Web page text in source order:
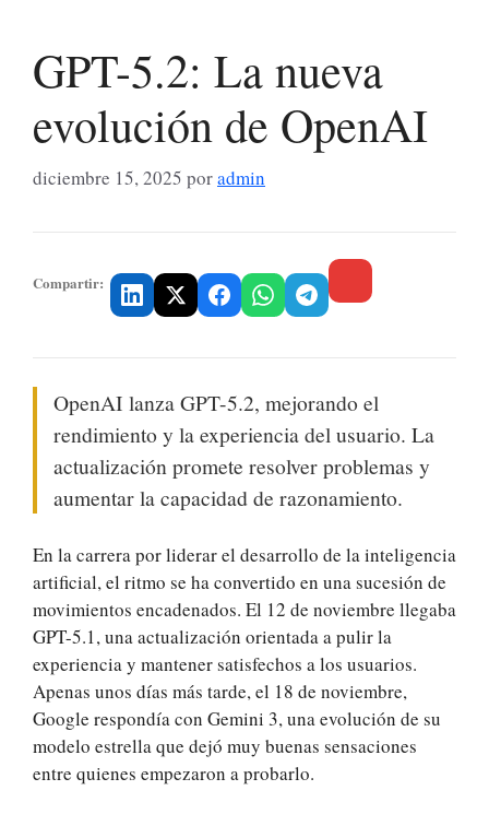
GPT-5.2: La nueva
evolución de OpenAI
diciembre 15, 2025 poradmin
Compartir:
OpenAI lanza GPT-5.2, mejorando el
rendimiento y la experiencia del usuario. La
actualización promete resolver problemas y
aumentar la capacidad de razonamiento.
En la carrera por liderar el desarrollo de la inteligencia
artificial, el ritmo se ha convertido en una sucesión de
movimientos encadenados. El 12 de noviembre llegaba
GPT-5.1, una actualización orientada a pulir la
experiencia y mantener satisfechos a los usuarios.
Apenas unos días más tarde, el 18 de noviembre,
Google respondía con Gemini 3, una evolución de su
modelo estrella que dejó muy buenas sensaciones
entre quienes empezaron a probarlo.